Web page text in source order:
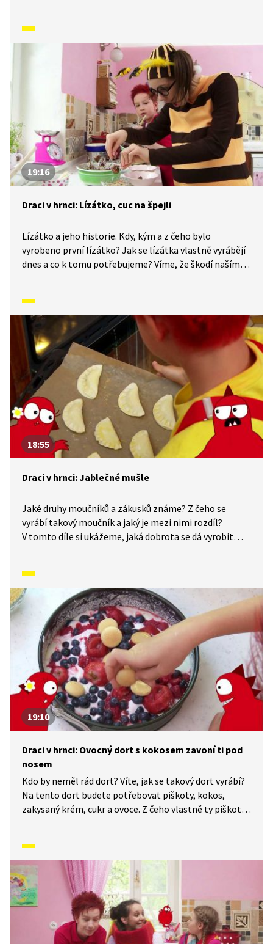
si upečeme vlastní dort. Tak pojďme na to.
19:16
Draci v hrnci: Lízátko, cuc na špejli
Lízátko a jeho historie. Kdy, kým a z čeho bylo
vyrobeno první lízátko? Jak se lízátka vlastně vyrábějí
dnes a co k tomu potřebujeme? Víme, že škodí naším
18:55
Draci v hrnci: Jablečné mušle
Jaké druhy moučníků a zákusků známe? Z čeho se
vyrábí takový moučník a jaký je mezi nimi rozdíl?
V tomto díle si ukážeme, jaká dobrota se dá vyrobit
jednoduchý recept.
19:10
Draci v hrnci: Ovocný dort s kokosem zavoní ti pod
nosem
Kdo by neměl rád dort? Víte, jak se takový dort vyrábí?
Na tento dort budete potřebovat piškoty, kokos,
zakysaný krém, cukr a ovoce. Z čeho vlastně ty piškoty
rozdíl mezi kokosovým mlékem a jogurtem? Odpovědi
na všechny tyto a další otázky najdete v tomto díle.